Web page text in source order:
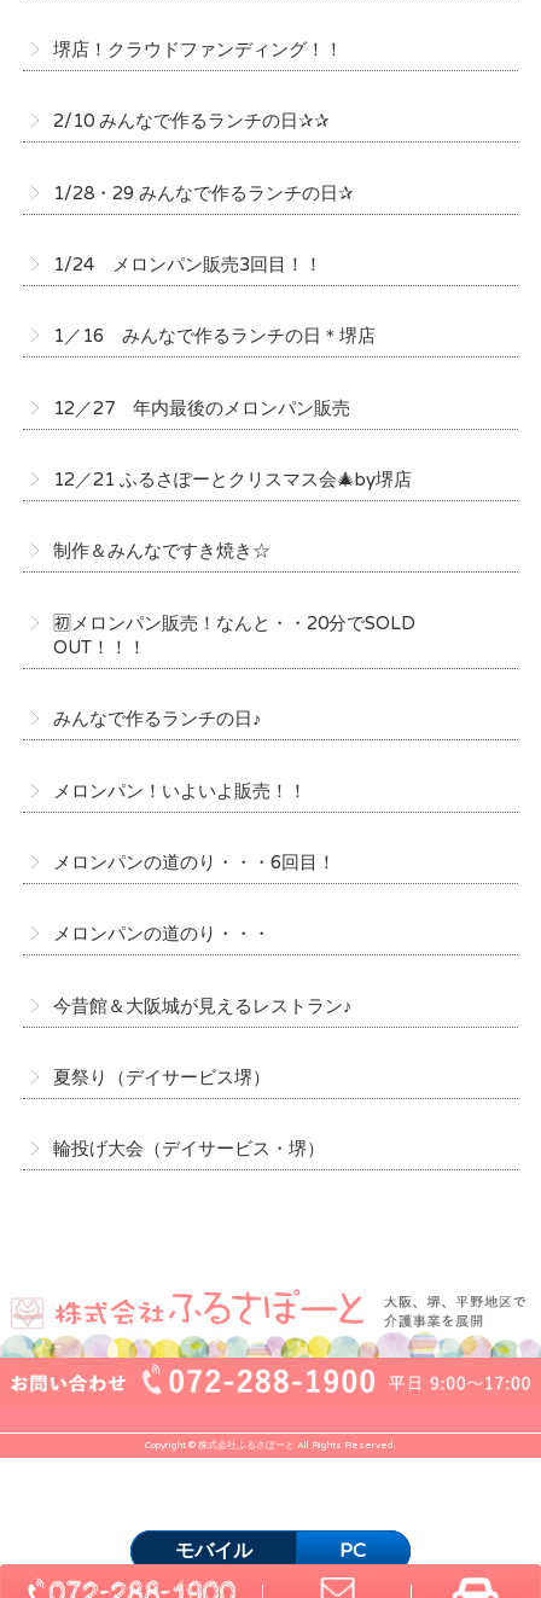
堺店！クラウドファンディング！！
2/10 みんなで作るランチの日✰✰
1/28・29 みんなで作るランチの日✰
1/24 メロンパン販売3回目！！
1／16 みんなで作るランチの日＊堺店
12／27 年内最後のメロンパン販売
12／21 ふるさぽーとクリスマス会🎄by堺店
制作＆みんなですき焼き☆
🈠メロンパン販売！なんと・・20分でSOLD
OUT！！！
みんなで作るランチの日♪
メロンパン！いよいよ販売！！
メロンパンの道のり・・・6回目！
メロンパンの道のり・・・
今昔館＆大阪城が見えるレストラン♪
夏祭り（デイサービス堺）
輪投げ大会（デイサービス・堺）
Copyright © 株式会社ふるさぽーと All Rights Reserved.
モバイル PC